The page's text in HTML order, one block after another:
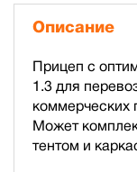
Описание
Прицеп с
1.3 для
коммерческих
Может
тентом и